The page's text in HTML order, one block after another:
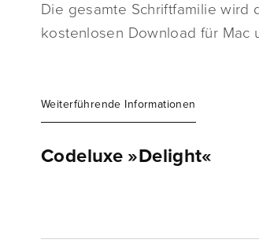
Die gesamte Schriftfamilie wird
kostenlosen Download für Mac
Weiterführende Informationen
Codeluxe »Delight«